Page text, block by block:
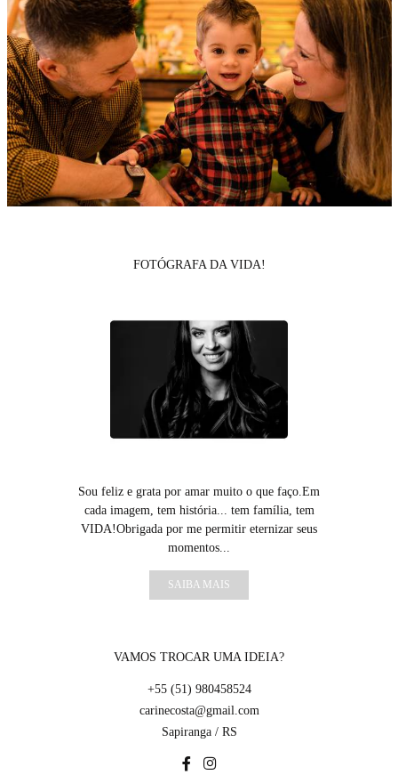
FOTÓGRAFA DA VIDA!
Sou feliz e grata por amar muito o que faço.Em
cada imagem, tem história... tem família, tem
VIDA!Obrigada por me permitir eternizar seus
momentos...
SAIBA MAIS
VAMOS TROCAR UMA IDEIA?
+55 (51) 980458524
carinecosta@gmail.com
Sapiranga / RS